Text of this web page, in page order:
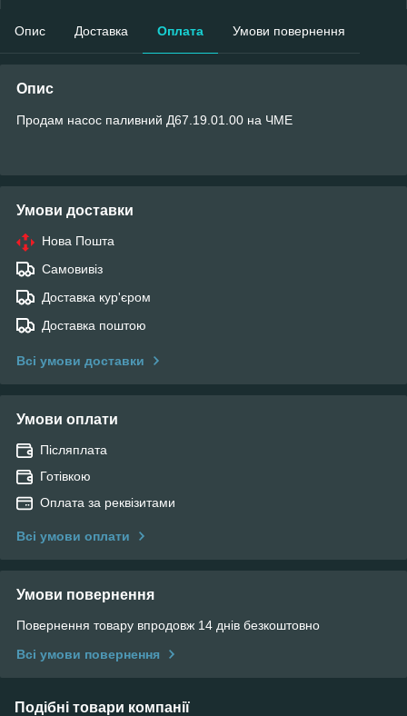
Опис Доставка Оплата Умови повернення
Опис
Продам насос паливний Д67.19.01.00 на ЧМЕ
Умови доставки
Нова Пошта
Самовивіз
Доставка кур'єром
Доставка поштою
Всі умови доставки
Умови оплати
Післяплата
Готівкою
Оплата за реквізитами
Всі умови оплати
Умови повернення
Повернення товару впродовж 14 днів безкоштовно
Всі умови повернення
Подібні товари компанії